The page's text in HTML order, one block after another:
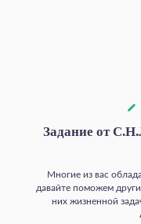
Задание от
Многие из вас
давайте поможем
них жизненной